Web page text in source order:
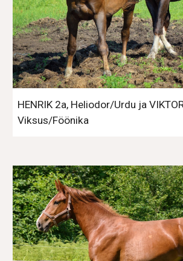
HENRIK 2a, Heliodor/Urdu ja
Viksus/Föönika